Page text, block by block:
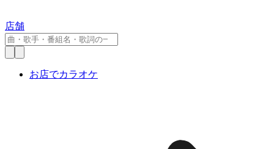
店舗
お店でカラオケ